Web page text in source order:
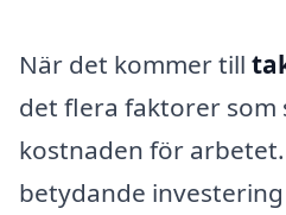
När det kommer till
det flera faktorer som
kostnaden för
betydande